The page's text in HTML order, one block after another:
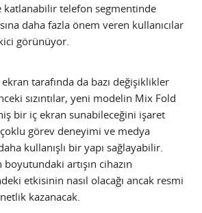
katlanabilir telefon segmentinde
daha fazla önem veren kullanıcılar
görünüyor.
tarafında da bazı değişiklikler
sızıntılar, yeni modelin Mix Fold
bir iç ekran sunabileceğini işaret
görev deneyimi ve medya
kullanışlı bir yapı sağlayabilir.
artışın cihazın
etkisinin nasıl olacağı ancak resmi
kazanacak.